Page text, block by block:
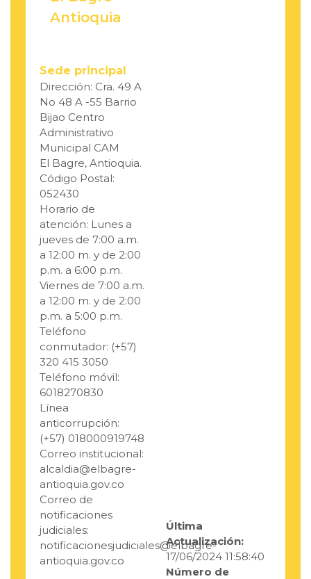
Antioquia
Sede principal
Dirección: Cra. 49 A
No 48 A -55 Barrio
Bijao Centro
Administrativo
Municipal CAM
El Bagre, Antioquia.
Código Postal:
052430
Horario de
atención: Lunes a
jueves de 7:00 a.m.
a 12:00 m. y de 2:00
p.m. a 6:00 p.m.
Viernes de 7:00 a.m.
a 12:00 m. y de 2:00
p.m. a 5:00 p.m.
Teléfono
conmutador: (+57)
320 415 3050
Teléfono móvil:
6018270830
Línea
anticorrupción:
(+57) 018000919748
Correo institucional:
alcaldia@elbagre-
antioquia.gov.co
Correo de
notificaciones
judiciales:
notificacionesjudiciales@elbagre-
antioquia.gov.co
Última
Actualización:
17/06/2024 11:58:40
Número de